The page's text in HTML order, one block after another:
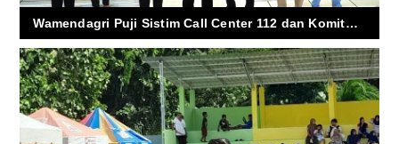
Wamendagri Puji Sistim Call Center 112 dan Komitmen Ambon Bangun Kota Responsif